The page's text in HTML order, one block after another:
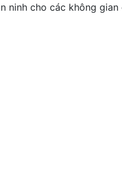
ninh cho các không